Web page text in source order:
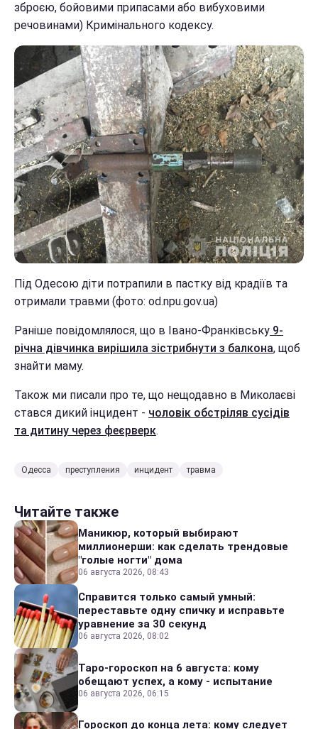
зброєю, бойовими припасами або вибуховими
речовинами) Кримінального кодексу.
Під Одесою діти потрапили в пастку від крадіїв та
отримали травми (фото: od.npu.gov.ua)
Раніше повідомлялося, що в Івано-Франківську 9-
річна дівчинка вирішила зістрибнути з балкона, щоб
знайти маму.
Також ми писали про те, що нещодавно в Миколаєві
стався дикий інцидент - чоловік обстріляв сусідів
та дитину через феєрверк.
Одесса преступления инцидент травма
Читайте также
Маникюр, который выбирают
миллионерши: как сделать трендовые
"голые ногти" дома
06 августа 2026, 08:43
Справится только самый умный:
переставьте одну спичку и исправьте
уравнение за 30 секунд
06 августа 2026, 08:02
Таро-гороскоп на 6 августа: кому
обещают успех, а кому - испытание
06 августа 2026, 06:15
Гороскоп до конца лета: кому следует